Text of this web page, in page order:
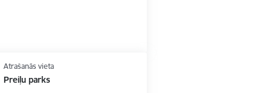
Atrašanās vieta
Preiļu parks